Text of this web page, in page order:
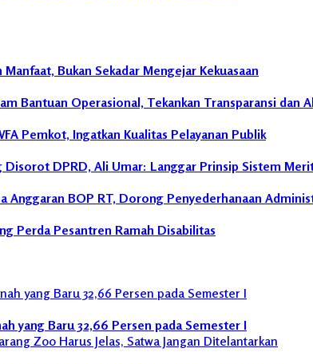
Bukan Sekadar Mengejar Kekuasaan
Bantuan Operasional, Tekankan Transparansi dan
Pemkot, Ingatkan Kualitas Pelayanan Publik
Disorot DPRD, Ali Umar: Langgar Prinsip Sistem
Anggaran BOP RT, Dorong Penyederhanaan
Perda Pesantren Ramah Disabilitas
yang Baru 32,66 Persen pada Semester I